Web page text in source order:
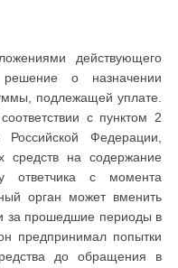
действующего
решение о назначении
подлежащей уплате.
с пунктом 2
Федерации,
средств на содержание
ответчика с момента
орган может вменить
за прошедшие периоды в
предпринимал попытки
до обращения в